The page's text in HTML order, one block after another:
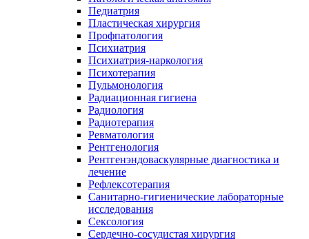
Педиатрия
Пластическая хирургия
Профпатология
Психиатрия
Психиатрия-наркология
Психотерапия
Пульмонология
Радиационная гигиена
Радиология
Радиотерапия
Ревматология
Рентгенология
Рентгенэндоваскулярные диагностика и
лечение
Рефлексотерапия
Санитарно-гигиенические лабораторные
исследования
Сексология
Сердечно-сосудистая хирургия